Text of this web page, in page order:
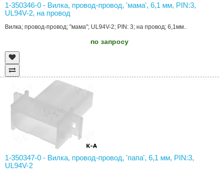
1-350346-0 - Вилка, провод-провод, 'мама', 6,1 мм, PIN:3,
UL94V-2, на провод
Вилка; провод-провод; "мама"; UL94V-2; PIN: 3; на провод; 6,1мм..
по запросу
1-350347-0 - Вилка, провод-провод, 'папа', 6,1 мм, PIN:3,
UL94V-2